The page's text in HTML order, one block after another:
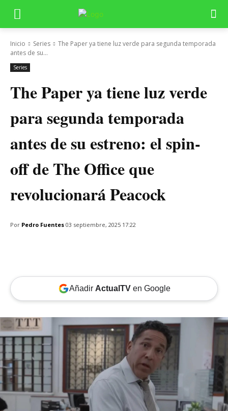
Inicio Series
The Paper ya tiene luz verde para segunda temporada
antes de su...
Series
The Paper ya tiene luz verde
para segunda temporada
antes de su estreno: el spin-
off de The Office que
revolucionará Peacock
Por Pedro Fuentes 03 septiembre, 2025 17:22
Añadir ActualTVen Google